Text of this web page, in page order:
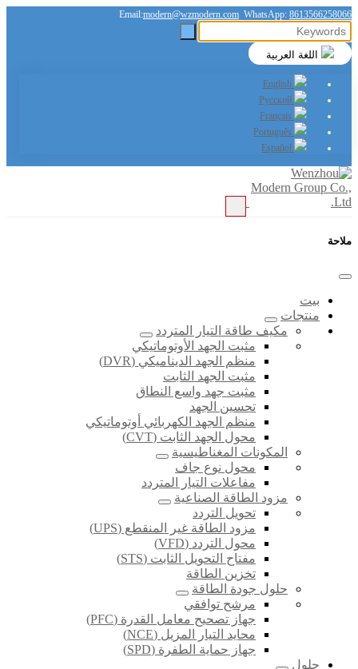
Email:modern@wzmodern.com WhatsApp: 8613566258066
ملاحة
بيت
منتجات
مكيف طاقة التيار المتردد
مثبت الجهد الأوتوماتيكي
منظم الجهد الديناميكي (DVR)
مثبت الجهد الثابت
مثبت جهد واسع النطاق
تحسين الجهد
منظم الجهد الكهربائي أوتوماتيكي
محول الجهد الثابت (CVT)
المكونات المغناطيسية
محول نوع جاف
مفاعلات التيار المتردد
مزود الطاقة الصناعية
تحويل التردد
مزود الطاقة غير المنقطع (UPS)
محول التردد (VFD)
مفتاح التحويل الثابت (STS)
تخزين الطاقة
حلول جودة الطاقة
مرشح توافقي
جهاز تصحيح معامل القدرة (PFC)
محايد التيار المزيل (NCE)
جهاز حماية الطفرة (SPD)
حلول